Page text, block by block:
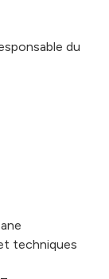
du
techniques